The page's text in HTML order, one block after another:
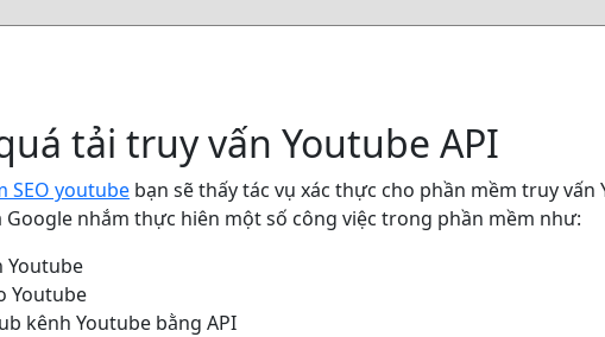
tải truy vấn Youtube API
SEO youtube bạn sẽ thấy tác vụ xác thực cho phần mềm truy
Google nhắm thực hiên một số công việc trong phần mềm như:
Youtube
Youtube
kênh Youtube bằng API